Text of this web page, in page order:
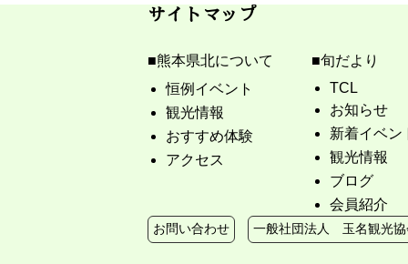
サイトマップ
熊本県北について
恒例イベント
観光情報
おすすめ体験
アクセス
旬だより
TCL
お知らせ
新着イベン
観光情報
ブログ
会員紹介
お問い合わせ 一般社団法人 玉名観光協